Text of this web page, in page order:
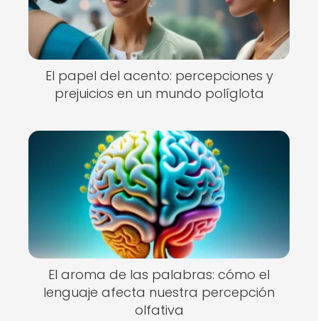
El papel del acento: percepciones y
prejuicios en un mundo políglota
El aroma de las palabras: cómo el
lenguaje afecta nuestra percepción
olfativa